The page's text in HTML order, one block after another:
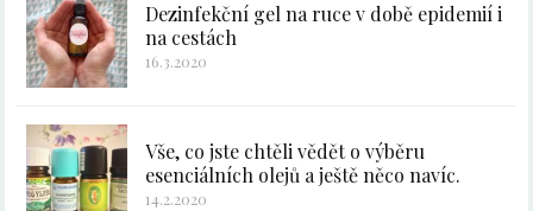
Dezinfekční gel na ruce v době epidemií i
na cestách
16.3.2020
Vše, co jste chtěli vědět o výběru
esenciálních olejů a ještě něco navíc.
14.2.2020